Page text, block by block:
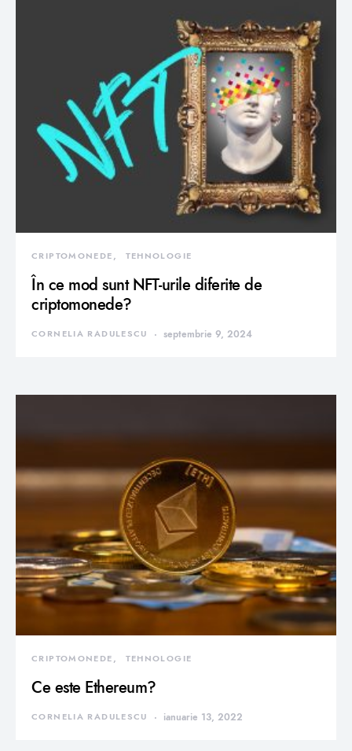
CRIPTOMONEDE TEHNOLOGIE
În ce mod sunt NFT-urile diferite de
criptomonede?
CORNELIA RADULESCU septembrie 9, 2024
CRIPTOMONEDE TEHNOLOGIE
Ce este Ethereum?
CORNELIA RADULESCU ianuarie 13, 2022